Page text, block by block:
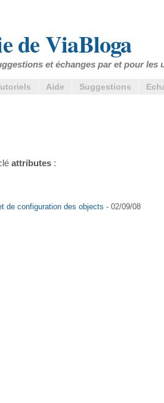
de ViaBloga
et échanges par et pour les
Aide Suggestions
attributes :
de configuration des objects - 02/09/08